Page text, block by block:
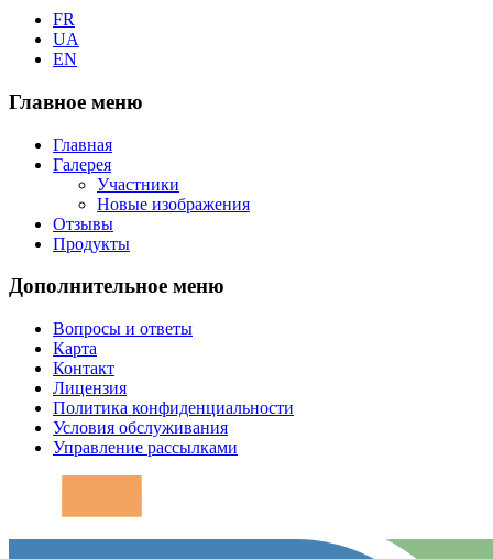
FR
UA
EN
Главное меню
Главная
Галерея
Участники
Новые изображения
Отзывы
Продукты
Дополнительное меню
Вопросы и ответы
Карта
Контакт
Лицензия
Политика конфиденциальности
Условия обслуживания
Управление рассылками